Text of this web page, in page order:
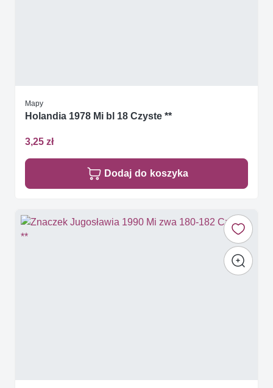
Mapy
Holandia 1978 Mi bl 18 Czyste **
3,25 zł
Dodaj do koszyka